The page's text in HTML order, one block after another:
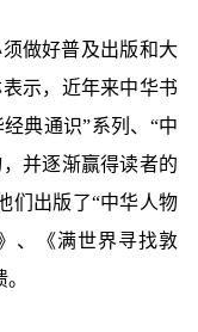
做好普及出版和大
示，近年来中华书
典通识”系列、“中
并逐渐赢得读者的
们出版了“中华人物
、《满世界寻找敦